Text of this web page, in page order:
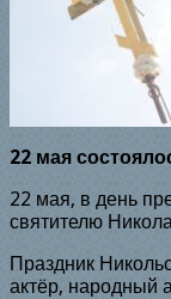
22 мая
22 мая, в день
святителю
Праздник
актёр, народный